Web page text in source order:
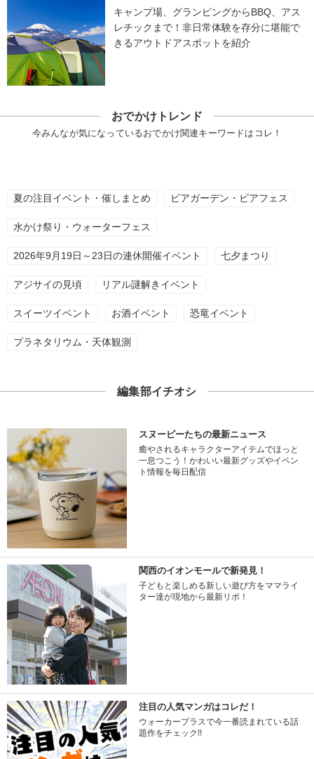
キャンプ場、グランピングからBBQ、アス
レチックまで！非日常体験を存分に堪能で
きるアウトドアスポットを紹介
おでかけトレンド
今みんなが気になっているおでかけ関連キーワードはコレ！
夏の注目イベント・催しまとめ ビアガーデン・ビアフェス
水かけ祭り・ウォーターフェス
2026年9月19日～23日の連休開催イベント 七夕まつり
アジサイの見頃 リアル謎解きイベント
スイーツイベント お酒イベント 恐竜イベント
プラネタリウム・天体観測
編集部イチオシ
スヌーピーたちの最新ニュース
癒やされるキャラクターアイテムでほっと
一息つこう！かわいい最新グッズやイベン
ト情報を毎日配信
関西のイオンモールで新発見！
子どもと楽しめる新しい遊び方をママライ
ター達が現地から最新リポ！
注目の人気マンガはコレだ！
ウォーカープラスで今一番読まれている話
題作をチェック!!